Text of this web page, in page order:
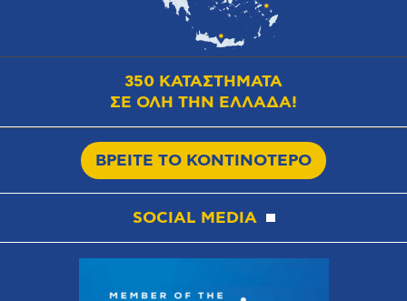
350 ΚΑΤΑΣΤΗΜΑΤΑ
ΣΕ ΟΛΗ ΤΗΝ ΕΛΛΑΔΑ!
ΒΡΕΙΤΕ ΤΟ ΚΟΝΤΙΝΟΤΕΡΟ
SOCIAL MEDIA